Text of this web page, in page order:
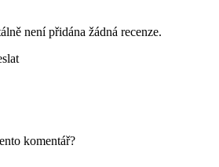
není přidána žádná recenze.
komentář?